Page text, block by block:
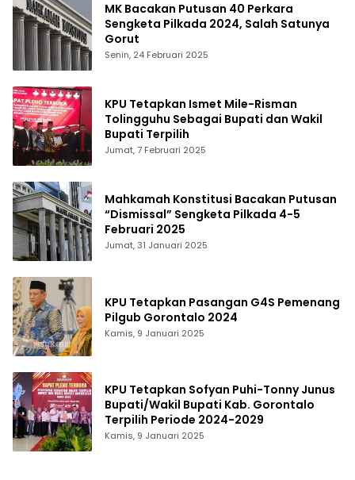
MK Bacakan Putusan 40 Perkara
Sengketa Pilkada 2024, Salah Satunya
Gorut
Senin, 24 Februari 2025
KPU Tetapkan Ismet Mile-Risman
Tolingguhu Sebagai Bupati dan Wakil
Bupati Terpilih
Jumat, 7 Februari 2025
Mahkamah Konstitusi Bacakan Putusan
“Dismissal” Sengketa Pilkada 4-5
Februari 2025
Jumat, 31 Januari 2025
KPU Tetapkan Pasangan G4S Pemenang
Pilgub Gorontalo 2024
Kamis, 9 Januari 2025
KPU Tetapkan Sofyan Puhi-Tonny Junus
Bupati/Wakil Bupati Kab. Gorontalo
Terpilih Periode 2024-2029
Kamis, 9 Januari 2025